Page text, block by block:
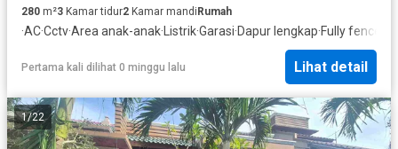
280 m²3 Kamar tidur2 Kamar mandi Rumah
·AC·Cctv·Area anak-anak· Listrik·Garasi·Dapur lengkap·Fully fenced
Pertama kali dilihat 0 minggu lalu Lihat detail
1/22